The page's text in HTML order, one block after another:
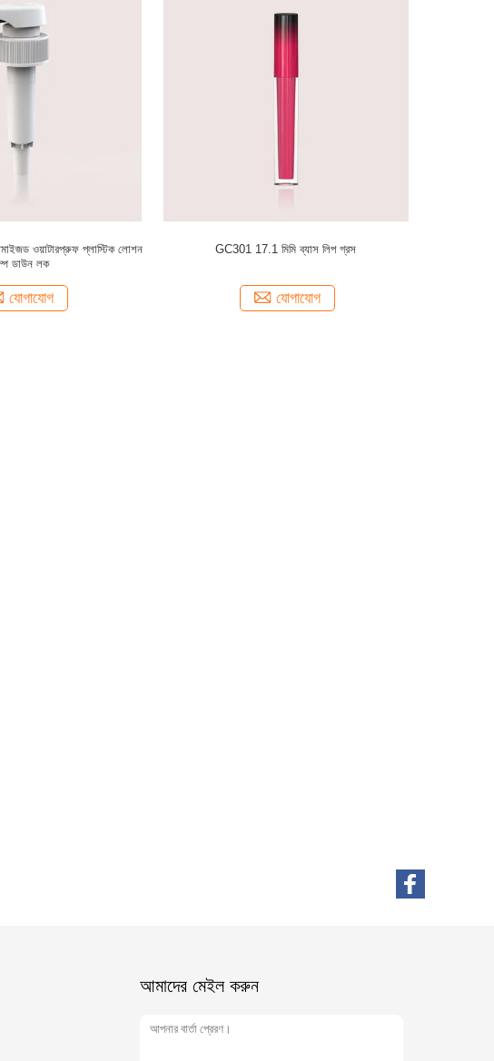
ওয়াটারপ্রুফ প্লাস্টিক লোশন
ডাউন লক
যোগাযোগ
GC301 17.1 মিমি ব্যাস লিপ গ্রস
যোগাযোগ
আমাদের মেইল ​​করুন